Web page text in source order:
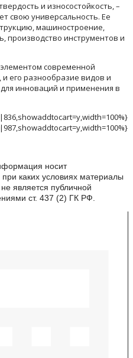
и износостойкость, –
свою универсальность. Ее
машиностроение,
производство инструментов и
современной
его разнообразие видов и
инноваций и применения в
носит
каких условиях материалы
является публичной
ст. 437 (2) ГК РФ.